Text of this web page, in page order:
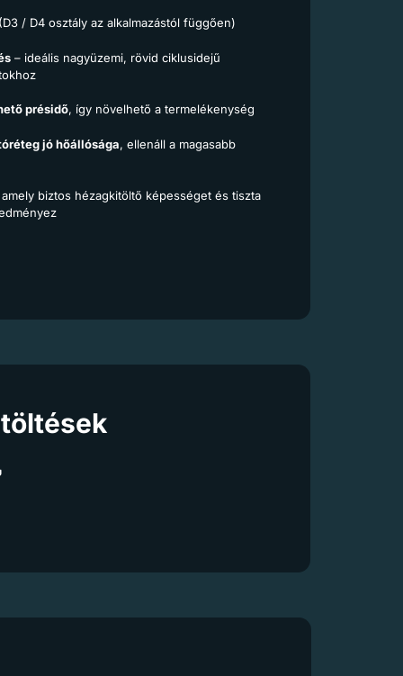
/ D4 osztály az alkalmazástól függően)
– ideális nagyüzemi, rövid ciklusidejű
présidő, így növelhető a termelékenység
jó hőállósága, ellenáll a magasabb
biztos hézagkitöltő képességet és tiszta